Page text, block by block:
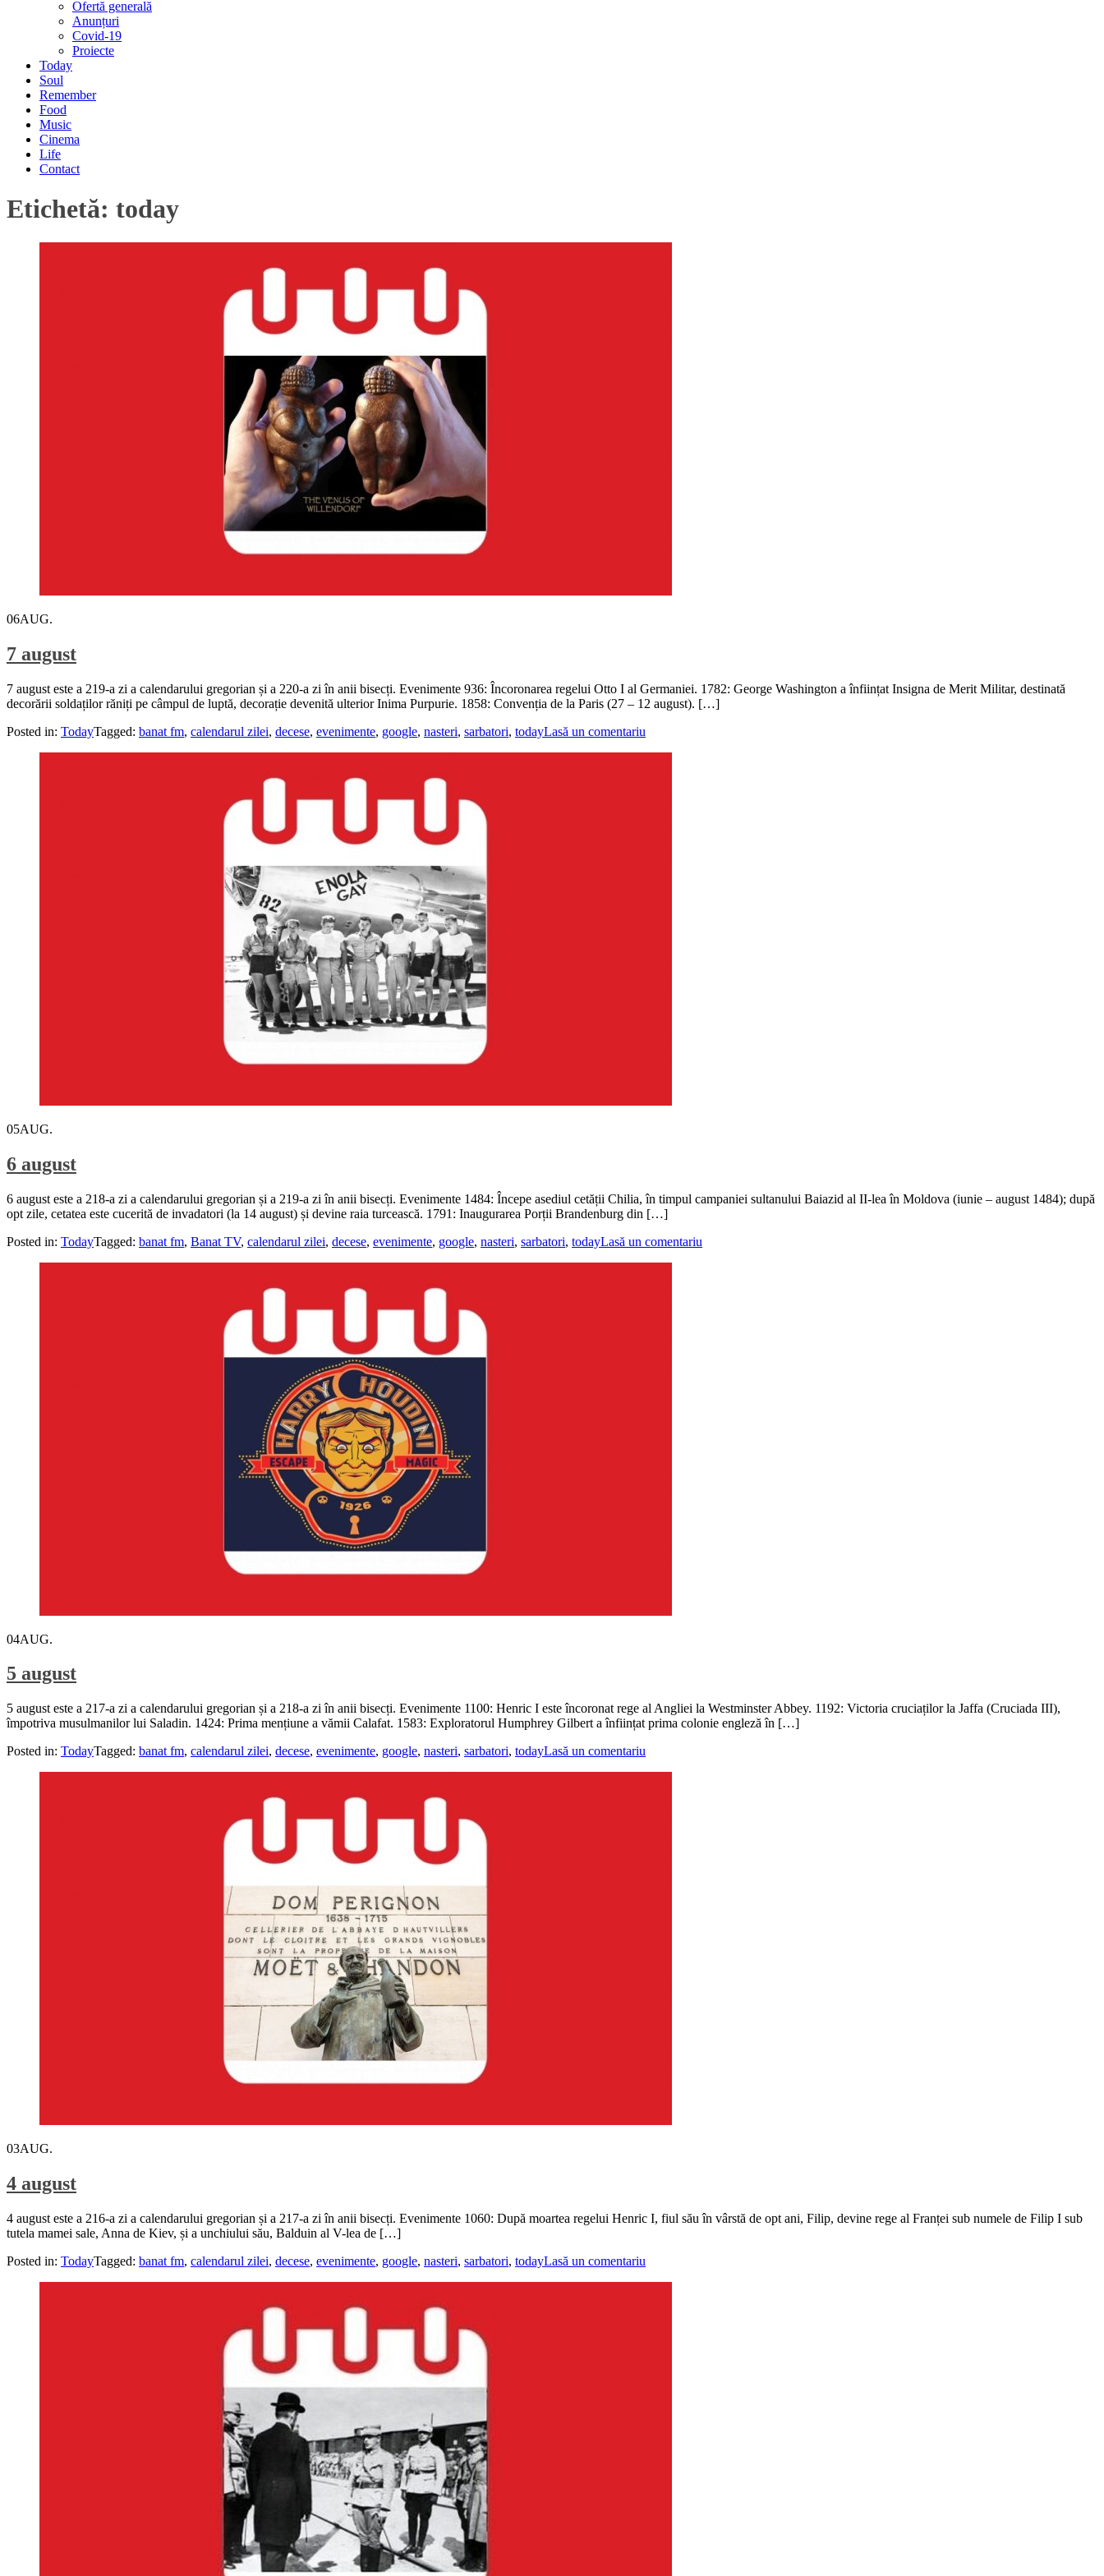
Ofertă generală
Anunțuri
Covid-19
Proiecte
Today
Soul
Remember
Food
Music
Cinema
Life
Contact
Etichetă: today
06AUG.
7 august
7 august este a 219-a zi a calendarului gregorian și a 220-a zi în anii bisecți. Evenimente 936: Încoronarea regelui Otto I al Germaniei. 1782: George Washington a înființat Insigna de Merit Militar, destinată
decorării soldaților răniți pe câmpul de luptă, decorație devenită ulterior Inima Purpurie. 1858: Convenția de la Paris (27 – 12 august). […]
Posted in: TodayTagged: banat fm, calendarul zilei, decese, evenimente, google, nasteri, sarbatori, todayLasă un comentariu
05AUG.
6 august
6 august este a 218-a zi a calendarului gregorian și a 219-a zi în anii bisecți. Evenimente 1484: Începe asediul cetății Chilia, în timpul campaniei sultanului Baiazid al II-lea în Moldova (iunie – august 1484); după
opt zile, cetatea este cucerită de invadatori (la 14 august) și devine raia turcească. 1791: Inaugurarea Porții Brandenburg din […]
Posted in: TodayTagged: banat fm, Banat TV, calendarul zilei, decese, evenimente, google, nasteri, sarbatori, todayLasă un comentariu
04AUG.
5 august
5 august este a 217-a zi a calendarului gregorian și a 218-a zi în anii bisecți. Evenimente 1100: Henric I este încoronat rege al Angliei la Westminster Abbey. 1192: Victoria cruciaților la Jaffa (Cruciada III),
împotriva musulmanilor lui Saladin. 1424: Prima mențiune a vămii Calafat. 1583: Exploratorul Humphrey Gilbert a înființat prima colonie engleză în […]
Posted in: TodayTagged: banat fm, calendarul zilei, decese, evenimente, google, nasteri, sarbatori, todayLasă un comentariu
03AUG.
4 august
4 august este a 216-a zi a calendarului gregorian și a 217-a zi în anii bisecți. Evenimente 1060: După moartea regelui Henric I, fiul său în vârstă de opt ani, Filip, devine rege al Franței sub numele de Filip I sub
tutela mamei sale, Anna de Kiev, și a unchiului său, Balduin al V-lea de […]
Posted in: TodayTagged: banat fm, calendarul zilei, decese, evenimente, google, nasteri, sarbatori, todayLasă un comentariu